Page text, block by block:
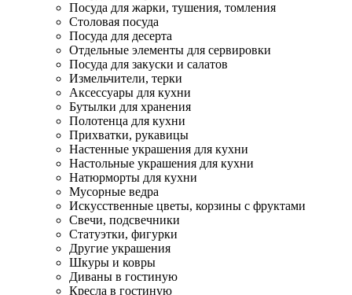
Посуда для жарки, тушения, томления
Столовая посуда
Посуда для десерта
Отдельные элементы для сервировки
Посуда для закуски и салатов
Измельчители, терки
Аксессуары для кухни
Бутылки для хранения
Полотенца для кухни
Прихватки, рукавицы
Настенные украшения для кухни
Настольные украшения для кухни
Натюрморты для кухни
Мусорные ведра
Искусственные цветы, корзины с фруктами
Свечи, подсвечники
Статуэтки, фигурки
Другие украшения
Шкуры и ковры
Диваны в гостиную
Кресла в гостиную